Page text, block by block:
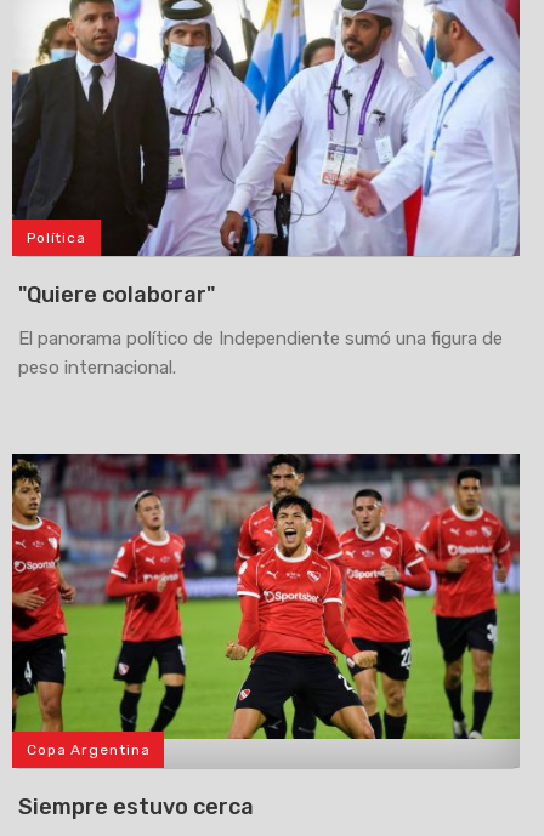
Política
"Quiere colaborar"
El panorama político de Independiente sumó una figura de
peso internacional.
Copa Argentina
Siempre estuvo cerca